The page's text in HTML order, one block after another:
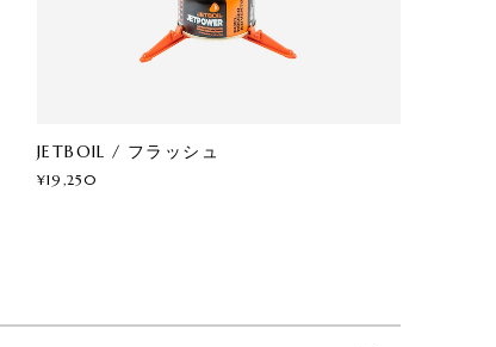
JETBOIL / フラッシュ
¥19,250